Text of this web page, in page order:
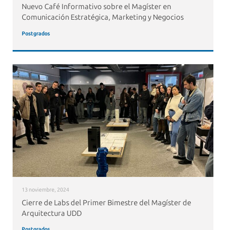
Nuevo Café Informativo sobre el Magíster en
Comunicación Estratégica, Marketing y Negocios
Postgrados
13 noviembre, 2024
Cierre de Labs del Primer Bimestre del Magíster de
Arquitectura UDD